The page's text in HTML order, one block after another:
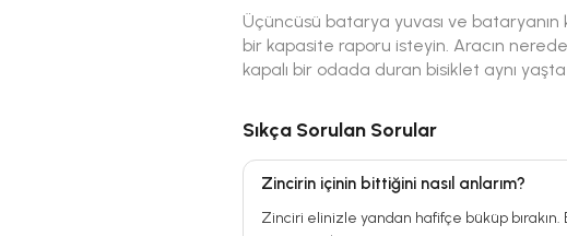
Üçüncüsü batarya yuvası ve
bir kapasite raporu isteyin. Aracın
kapalı bir odada duran bisiklet aynı
Sıkça Sorulan Sorular
Zincirin içinin bittiğini nasıl anlarım?
Zinciri elinizle yandan hafifçe büküp